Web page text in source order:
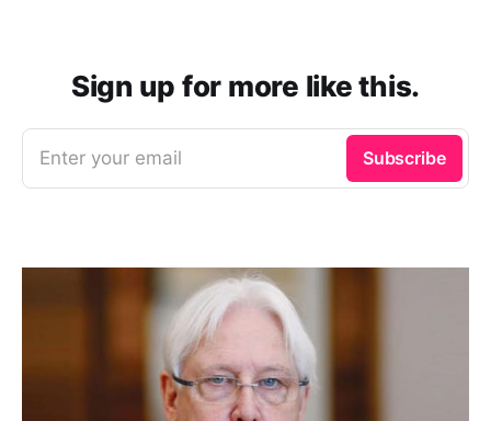
Sign up for more like this.
Enter your email Subscribe